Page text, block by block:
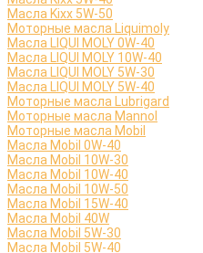
Масла Kixx 5W-50
Моторные масла Liquimoly
Масла LIQUI MOLY 0W-40
Масла LIQUI MOLY 10W-40
Масла LIQUI MOLY 5W-30
Масла LIQUI MOLY 5W-40
Моторные масла Lubrigard
Моторные масла Mannol
Моторные масла Mobil
Масла Mobil 0W-40
Масла Mobil 10W-30
Масла Mobil 10W-40
Масла Mobil 10W-50
Масла Mobil 15W-40
Масла Mobil 40W
Масла Mobil 5W-30
Масла Mobil 5W-40